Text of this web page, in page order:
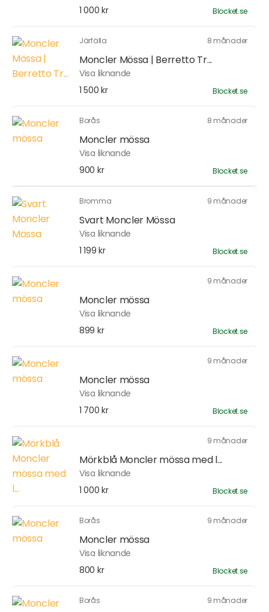
1 000 kr
Blocket.se
Järfälla 8 månader
Moncler Mössa | Berretto Tr...
Visa liknande
1 500 kr
Blocket.se
Borås 8 månader
Moncler mössa
Visa liknande
900 kr
Blocket.se
Bromma 9 månader
Svart Moncler Mössa
Visa liknande
1 199 kr
Blocket.se
9 månader
Moncler mössa
Visa liknande
899 kr
Blocket.se
9 månader
Moncler mössa
Visa liknande
1 700 kr
Blocket.se
9 månader
Mörkblå Moncler mössa med l...
Visa liknande
1 000 kr
Blocket.se
Borås 9 månader
Moncler mössa
Visa liknande
800 kr
Blocket.se
Borås 9 månader